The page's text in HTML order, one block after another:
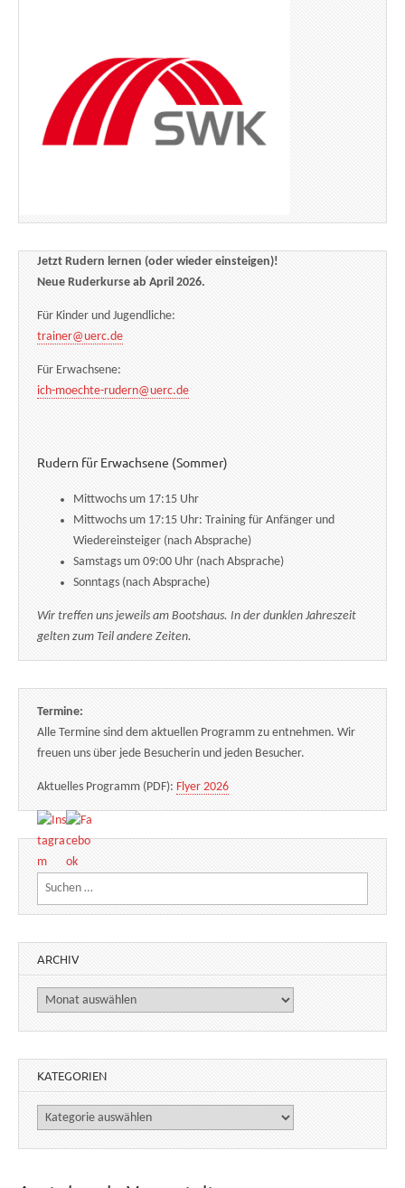
Jetzt Rudern lernen (oder wieder einsteigen)!
Neue Ruderkurse ab April 2026.
Für Kinder und Jugendliche:
trainer@uerc.de
Für Erwachsene:
ich-moechte-rudern@uerc.de
Rudern für Erwachsene (Sommer)
Mittwochs um 17:15 Uhr
Mittwochs um 17:15 Uhr: Training für Anfänger und
Wiedereinsteiger (nach Absprache)
Samstags um 09:00 Uhr (nach Absprache)
Sonntags (nach Absprache)
Wir treffen uns jeweils am Bootshaus. In der dunklen Jahreszeit
gelten zum Teil andere Zeiten.
Termine:
Alle Termine sind dem aktuellen Programm zu entnehmen. Wir
freuen uns über jede Besucherin und jeden Besucher.
Aktuelles Programm (PDF): Flyer 2026
Suchen nach:
ARCHIV
Archiv
KATEGORIEN
Kategorien